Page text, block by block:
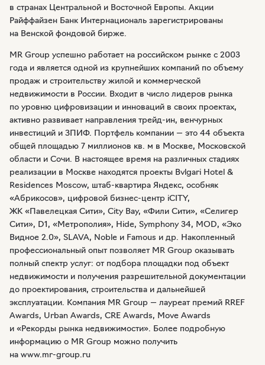
в странах Центральной и Восточной Европы. Акции
Райффайзен Банк Интернациональ зарегистрированы
на Венской фондовой бирже.
MR Group успешно работает на российском рынке с 2003
года и является одной из крупнейших компаний по объему
продаж и строительству жилой и коммерческой
недвижимости в России. Входит в число лидеров рынка
по уровню цифровизации и инноваций в своих проектах,
активно развивает направления трейд-ин, венчурных
инвестиций и ЗПИФ. Портфель компании — это 44 объекта
общей площадью 7 миллионов кв. м в Москве, Московской
области и Сочи. В настоящее время на различных стадиях
реализации в Москве находятся проекты Bvlgari Hotel &
Residences Moscow, штаб-квартира Яндекс, особняк
«Абрикосов», цифровой бизнес-центр iCITY,
ЖК «Павелецкая Сити», City Bay, «Фили Сити», «Селигер
Сити», D1, «Метрополия», Hide, Symphony 34, MOD, «Эко
Видное 2.0», SLAVA, Noble и Famous и др. Накопленный
профессиональный опыт позволяет MR Group оказывать
полный спектр услуг: от подбора площадки под объект
недвижимости и получения разрешительной документации
до проектирования, строительства и дальнейшей
эксплуатации. Компания MR Group — лауреат премий RREF
Awards, Urban Awards, CRE Awards, Move Awards
и «Рекорды рынка недвижимости». Более подробную
информацию о MR Group можно получить
на www.mr-group.ru